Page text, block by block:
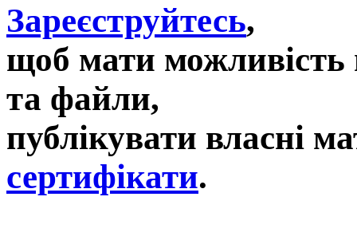
Зареєструйтесь,
щоб мати можливість
та файли,
публікувати власні
сертифікати.